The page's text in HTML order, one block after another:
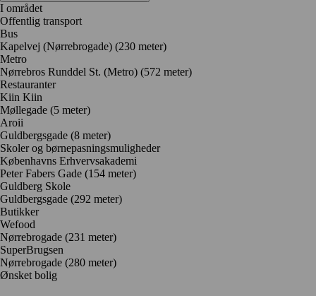
I området
Offentlig transport
Bus
Kapelvej (Nørrebrogade) (230 meter)
Metro
Nørrebros Runddel St. (Metro) (572 meter)
Restauranter
Kiin Kiin
Møllegade (5 meter)
Aroii
Guldbergsgade (8 meter)
Skoler og børnepasningsmuligheder
Københavns Erhvervsakademi
Peter Fabers Gade (154 meter)
Guldberg Skole
Guldbergsgade (292 meter)
Butikker
Wefood
Nørrebrogade (231 meter)
SuperBrugsen
Nørrebrogade (280 meter)
Ønsket bolig